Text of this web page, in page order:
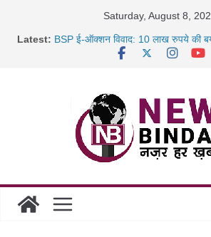
Saturday, August 8,
Latest: गिरफ्तार
BSP ई-ऑक्शन विवाद: 10 लाख रुपये की
छत्तीसगढ़ में 1460 गोधाम होंगे स्थापित,